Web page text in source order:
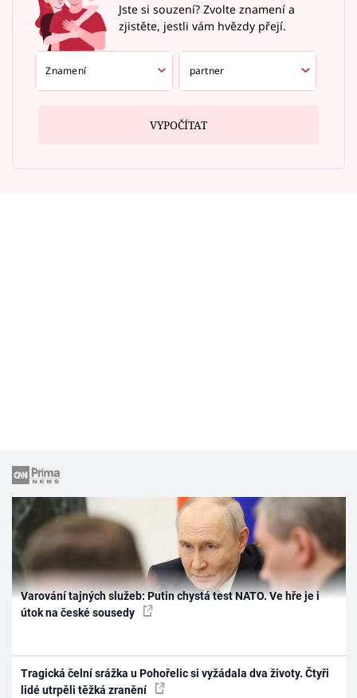
Jste si souzení? Zvolte znamení a
zjistěte, jestli vám hvězdy přejí.
VYPOČÍTAT
Varování tajných služeb: Putin chystá test NATO. Ve hře je i
útok na české sousedy
Tragická čelní srážka u Pohořelic si vyžádala dva životy. Čtyři
lidé utrpěli těžká zranění